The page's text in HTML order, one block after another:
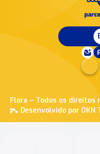
Flora – Todos os direitos
Desenvolvido por